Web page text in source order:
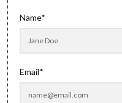
Name*
Email*